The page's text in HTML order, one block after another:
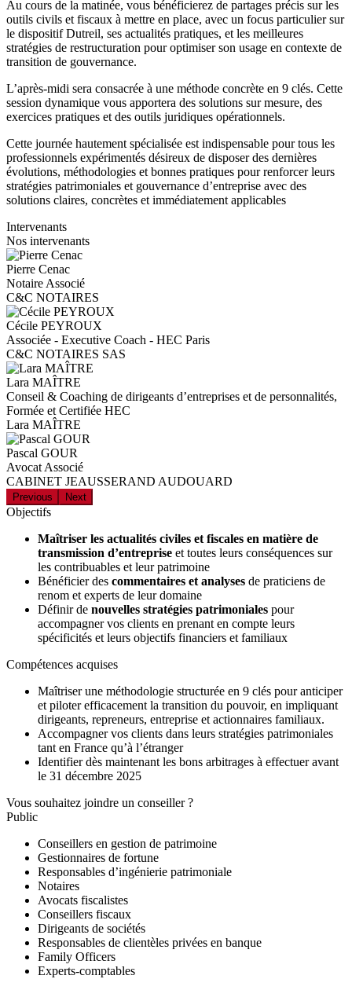
Au cours de la matinée, vous bénéficierez de partages précis sur les
outils civils et fiscaux à mettre en place, avec un focus particulier sur
le dispositif Dutreil, ses actualités pratiques, et les meilleures
stratégies de restructuration pour optimiser son usage en contexte de
transition de gouvernance.
L’après-midi sera consacrée à une méthode concrète en 9 clés. Cette
session dynamique vous apportera des solutions sur mesure, des
exercices pratiques et des outils juridiques opérationnels.
Cette journée hautement spécialisée est indispensable pour tous les
professionnels expérimentés désireux de disposer des dernières
évolutions, méthodologies et bonnes pratiques pour renforcer leurs
stratégies patrimoniales et gouvernance d’entreprise avec des
solutions claires, concrètes et immédiatement applicables
Intervenants
Nos intervenants
Pierre Cenac
Notaire Associé
C&C NOTAIRES
Cécile PEYROUX
Associée - Executive Coach - HEC Paris
C&C NOTAIRES SAS
Lara MAÎTRE
Conseil & Coaching de dirigeants d’entreprises et de personnalités,
Formée et Certifiée HEC
Lara MAÎTRE
Pascal GOUR
Avocat Associé
CABINET JEAUSSERAND AUDOUARD
Previous Next
Objectifs
Maîtriser les actualités civiles et fiscales en matière de
transmission d’entreprise et toutes leurs conséquences sur
les contribuables et leur patrimoine
Bénéficier des commentaires et analyses de praticiens de
renom et experts de leur domaine
Définir de nouvelles stratégies patrimoniales pour
accompagner vos clients en prenant en compte leurs
spécificités et leurs objectifs financiers et familiaux
Compétences acquises
Maîtriser une méthodologie structurée en 9 clés pour anticiper
et piloter efficacement la transition du pouvoir, en impliquant
dirigeants, repreneurs, entreprise et actionnaires familiaux.
Accompagner vos clients dans leurs stratégies patrimoniales
tant en France qu’à l’étranger
Identifier dès maintenant les bons arbitrages à effectuer avant
le 31 décembre 2025
Vous souhaitez joindre un conseiller ?
Public
Conseillers en gestion de patrimoine
Gestionnaires de fortune
Responsables d’ingénierie patrimoniale
Notaires
Avocats fiscalistes
Conseillers fiscaux
Dirigeants de sociétés
Responsables de clientèles privées en banque
Family Officers
Experts-comptables